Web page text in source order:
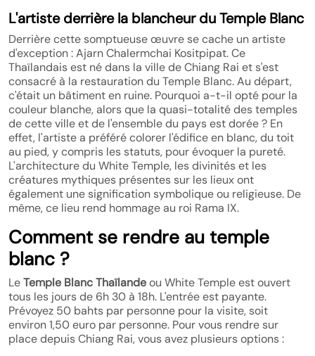
L'artiste derrière la blancheur du Temple Blanc
Derrière cette somptueuse œuvre se cache un artiste
d'exception : Ajarn Chalermchai Kositpipat. Ce
Thaïlandais est né dans la ville de Chiang Rai et s'est
consacré à la restauration du Temple Blanc. Au départ,
c'était un bâtiment en ruine. Pourquoi a-t-il opté pour la
couleur blanche, alors que la quasi-totalité des temples
de cette ville et de l'ensemble du pays est dorée ? En
effet, l'artiste a préféré colorer l'édifice en blanc, du toit
au pied, y compris les statuts, pour évoquer la pureté.
L'architecture du White Temple, les divinités et les
créatures mythiques présentes sur les lieux ont
également une signification symbolique ou religieuse. De
même, ce lieu rend hommage au roi Rama IX.
Comment se rendre au temple
blanc ?
LeTemple Blanc Thaïlandeou White Temple est ouvert
tous les jours de 6h 30 à 18h. L'entrée est payante.
Prévoyez 50 bahts par personne pour la visite, soit
environ 1,50 euro par personne. Pour vous rendre sur
place depuis Chiang Rai, vous avez plusieurs options :